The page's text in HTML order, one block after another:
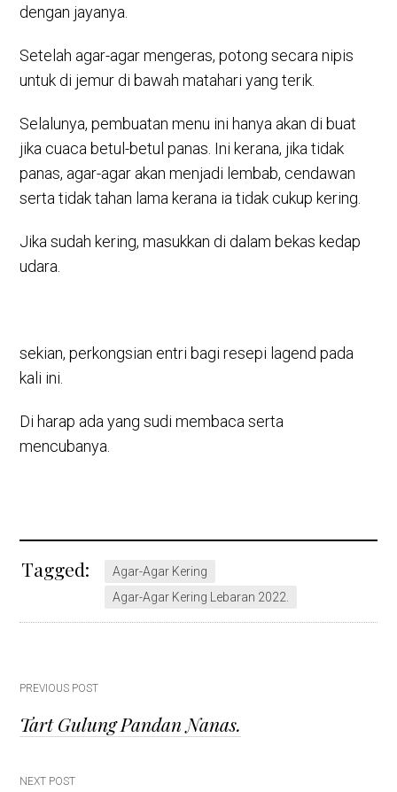
dengan jayanya.
Setelah agar-agar mengeras, potong secara nipis
untuk di jemur di bawah matahari yang terik.
Selalunya, pembuatan menu ini hanya akan di buat
jika cuaca betul-betul panas. Ini kerana, jika tidak
panas, agar-agar akan menjadi lembab, cendawan
serta tidak tahan lama kerana ia tidak cukup kering.
Jika sudah kering, masukkan di dalam bekas kedap
udara.
sekian, perkongsian entri bagi resepi lagend pada
kali ini.
Di harap ada yang sudi membaca serta
mencubanya.
Tagged:
Agar-Agar Kering
Agar-Agar Kering Lebaran 2022.
Post
navigation
PREVIOUS POST
Tart Gulung Pandan Nanas.
NEXT POST